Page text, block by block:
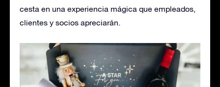
cesta en una experiencia mágica que empleados,
clientes y socios apreciarán.